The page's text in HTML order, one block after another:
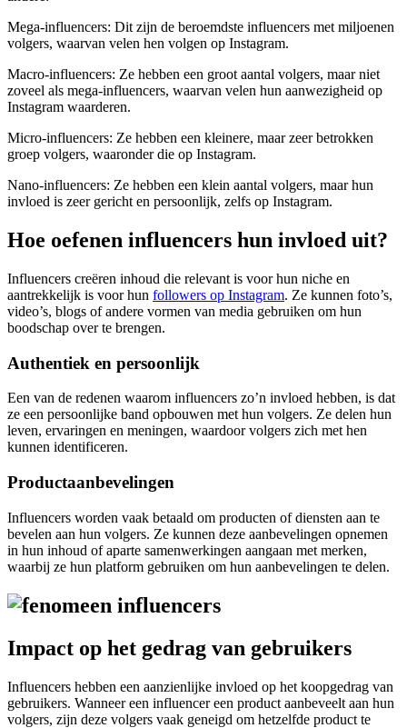
Mega-influencers: Dit zijn de beroemdste influencers met miljoenen
volgers, waarvan velen hen volgen op Instagram.
Macro-influencers: Ze hebben een groot aantal volgers, maar niet
zoveel als mega-influencers, waarvan velen hun aanwezigheid op
Instagram waarderen.
Micro-influencers: Ze hebben een kleinere, maar zeer betrokken
groep volgers, waaronder die op Instagram.
Nano-influencers: Ze hebben een klein aantal volgers, maar hun
invloed is zeer gericht en persoonlijk, zelfs op Instagram.
Hoe oefenen influencers hun invloed uit?
Influencers creëren inhoud die relevant is voor hun niche en
aantrekkelijk is voor hun followers op Instagram. Ze kunnen foto’s,
video’s, blogs of andere vormen van media gebruiken om hun
boodschap over te brengen.
Authentiek en persoonlijk
Een van de redenen waarom influencers zo’n invloed hebben, is dat
ze een persoonlijke band opbouwen met hun volgers. Ze delen hun
leven, ervaringen en meningen, waardoor volgers zich met hen
kunnen identificeren.
Productaanbevelingen
Influencers worden vaak betaald om producten of diensten aan te
bevelen aan hun volgers. Ze kunnen deze aanbevelingen opnemen
in hun inhoud of aparte samenwerkingen aangaan met merken,
waarbij ze hun platform gebruiken om hun aanbevelingen te delen.
Impact op het gedrag van gebruikers
Influencers hebben een aanzienlijke invloed op het koopgedrag van
gebruikers. Wanneer een influencer een product aanbeveelt aan hun
volgers, zijn deze volgers vaak geneigd om hetzelfde product te